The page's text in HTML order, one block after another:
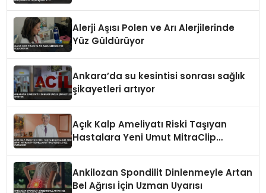
Alerji Aşısı Polen ve Arı Alerjilerinde
Yüz Güldürüyor
Ankara’da su kesintisi sonrası sağlık
şikayetleri artıyor
Açık Kalp Ameliyatı Riski Taşıyan
Hastalara Yeni Umut MitraClip
Ankilozan Spondilit Dinlenmeyle Artan
Bel Ağrısı İçin Uzman Uyarısı